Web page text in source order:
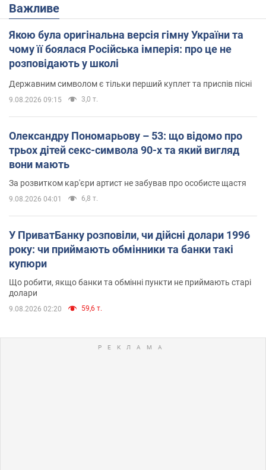
Важливе
Якою була оригінальна версія гімну України та
чому її боялася Російська імперія: про це не
розповідають у школі
Державним символом є тільки перший куплет та приспів пісні
9.08.2026 09:15 3,0 т.
Олександру Пономарьову – 53: що відомо про
трьох дітей секс-символа 90-х та який вигляд
вони мають
За розвитком кар'єри артист не забував про особисте щастя
9.08.2026 04:01 6,8 т.
У ПриватБанку розповіли, чи дійсні долари 1996
року: чи приймають обмінники та банки такі
купюри
Що робити, якщо банки та обмінні пункти не приймають старі
долари
9.08.2026 02:20 59,6 т.